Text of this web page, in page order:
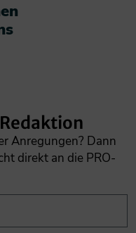
Anregungen? Dann
direkt an die PRO-